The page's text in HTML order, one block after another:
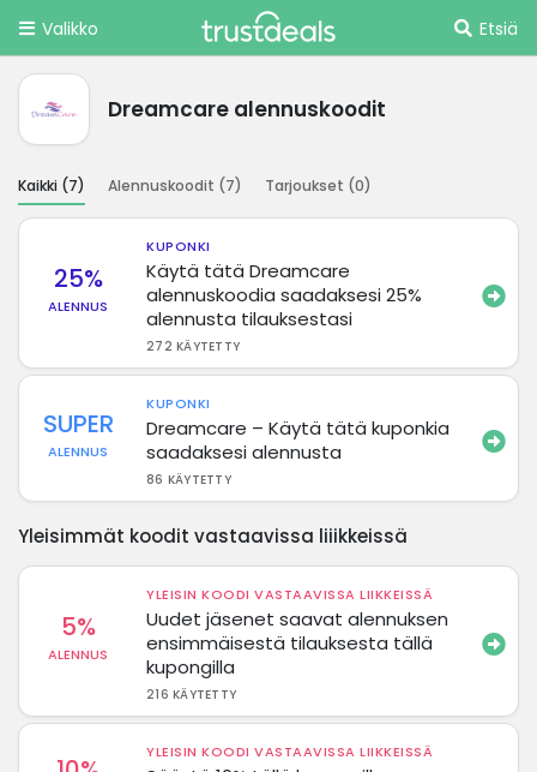
Valikko Etsiä
Dreamcare alennuskoodit
Kaikki (7) Alennuskoodit (7) Tarjoukset (0)
25%
ALENNUS
KUPONKI
Käytä tätä Dreamcare
alennuskoodia saadaksesi 25%
alennusta tilauksestasi
272 KÄYTETTY
SUPER
ALENNUS
KUPONKI
Dreamcare – Käytä tätä kuponkia
saadaksesi alennusta
86 KÄYTETTY
Yleisimmät koodit vastaavissa liiikkeissä
5%
ALENNUS
YLEISIN KOODI VASTAAVISSA LIIKKEISSÄ
Uudet jäsenet saavat alennuksen
ensimmäisestä tilauksesta tällä
kupongilla
216 KÄYTETTY
YLEISIN KOODI VASTAAVISSA LIIKKEISSÄ